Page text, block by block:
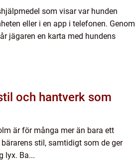
som visar var hunden
eller i en app i telefonen. Genom
jägaren en karta med hundens
och hantverk som
är för många mer än bara ett
stil, samtidigt som de ger
lyx. Ba...